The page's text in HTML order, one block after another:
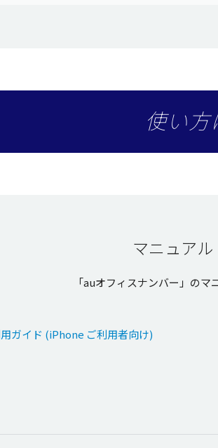
使い方
マニュア
「auオフィスナンバー 」のマ
ガイド (iPhone ご利用者向け)